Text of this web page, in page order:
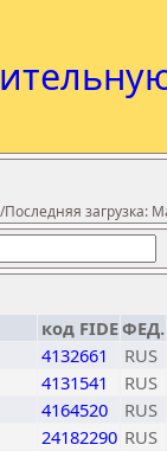
загрузка:
код FIDEФЕД.
4132661
RUS
4131541
RUS
4164520
RUS
24182290 RUS